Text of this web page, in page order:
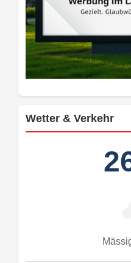
Wetter & Verkehr